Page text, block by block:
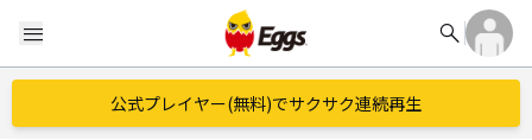
menu search
公式プレイヤー(無料)でサクサク連続再生